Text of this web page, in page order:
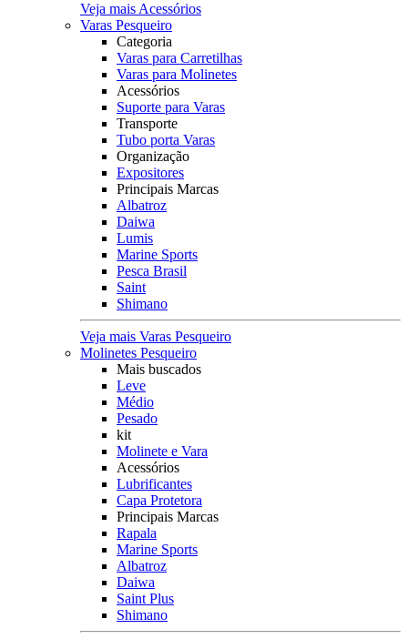
Veja mais Acessórios
Varas Pesqueiro
Categoria
Varas para Carretilhas
Varas para Molinetes
Acessórios
Suporte para Varas
Transporte
Tubo porta Varas
Organização
Expositores
Principais Marcas
Albatroz
Daiwa
Lumis
Marine Sports
Pesca Brasil
Saint
Shimano
Veja mais Varas Pesqueiro
Molinetes Pesqueiro
Mais buscados
Leve
Médio
Pesado
kit
Molinete e Vara
Acessórios
Lubrificantes
Capa Protetora
Principais Marcas
Rapala
Marine Sports
Albatroz
Daiwa
Saint Plus
Shimano